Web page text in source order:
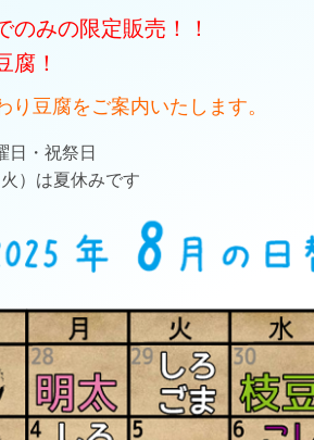
のみの限定販売！！
腐！
り豆腐をご案内いたします。
日・祝祭日
）は夏休みです